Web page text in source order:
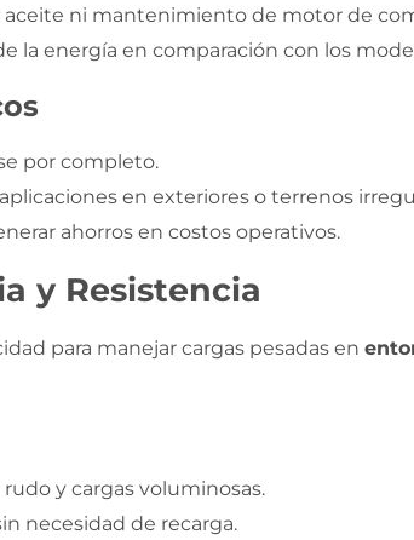
aceite ni mantenimiento de motor de
la energía en comparación con los
por completo.
en exteriores o terrenos
ahorros en costos operativos.
y Resistencia
para manejar cargas pesadas en
y cargas voluminosas.
necesidad de recarga.